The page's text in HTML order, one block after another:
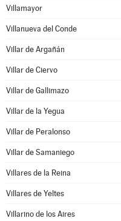
Villamayor
Villanueva del Conde
Villar de Argañán
Villar de Ciervo
Villar de Gallimazo
Villar de la Yegua
Villar de Peralonso
Villar de Samaniego
Villares de la Reina
Villares de Yeltes
Villarino de los Aires